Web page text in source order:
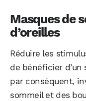
Masques de
d’oreilles
Réduire les
de bénéficier
par conséquent,
sommeil et des